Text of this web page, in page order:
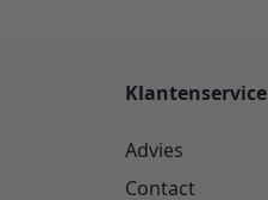
Klantenservice
Advies
Contact